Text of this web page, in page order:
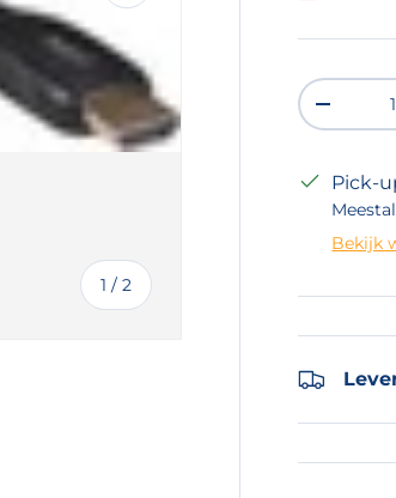
1 /van
2
Aantal
Pick-
Bekijk